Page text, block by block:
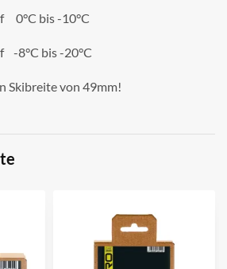
0°C bis -10°C
-8°C bis -20°C
Skibreite von 49mm!